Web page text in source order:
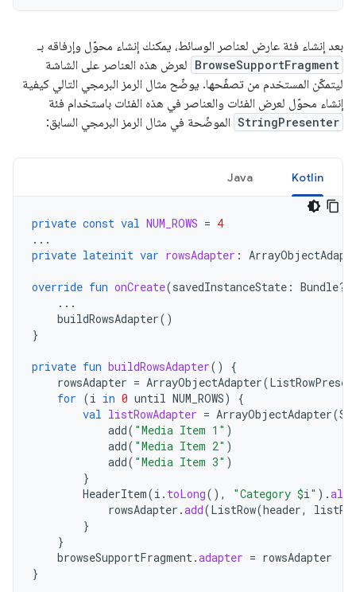
بعد إنشاء فئة عارض لعناصر الوسائط، يمكنك إنشاء محوّل وإرفاقه بـ
BrowseSupportFragment لعرض هذه العناصر على الشاشة
ليتمكّن المستخدم من تصفّحها. يوضّح مثال الرمز البرمجي التالي كيفية
إنشاء محوّل لعرض الفئات والعناصر في هذه الفئات باستخدام فئة
StringPresenter الموضّحة في مثال الرمز البرمجي السابق:
Kotlin
Java
private const val NUM_ROWS = 4
...
private lateinit var rowsAdapter :
override fun onCreate(savedInstanceState : Bundle?)
...
buildRowsAdapter()
}
private fun buildRowsAdapter()
{
rowsAdapter = ArrayObjectAdapter(
for (i in 0 until NUM_ROWS)
{
val listRowAdapter = ArrayObjectAdapter(
add( "Media Item 1" )
add( "Media Item 2" )
add( "Media Item 3" )
}
HeaderItem(i . toLong(), "Category $i " ).also
rowsAdapter .add(ListRow(header,
}
}
browseSupportFragment .adapter = rowsAdapter
}